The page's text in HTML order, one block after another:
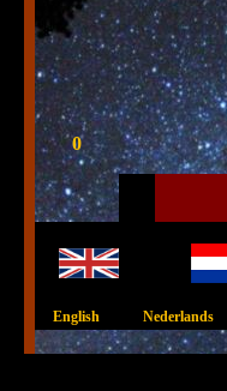
0
English